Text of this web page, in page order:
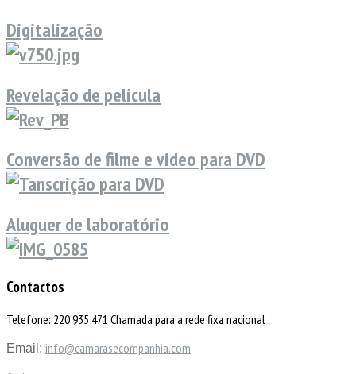
Digitalização
Revelação de película
Conversão de filme e video para DVD
Aluguer de laboratório
Contactos
Telefone: 220 935 471 Chamada para a rede fixa nacional
Email: info@camarasecompanhia.com